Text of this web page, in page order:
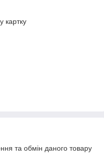
картку
та обмін даного товару